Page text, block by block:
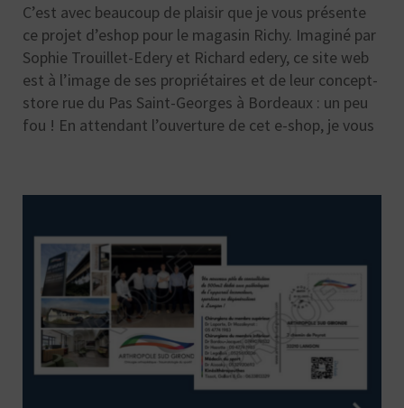
C’est avec beaucoup de plaisir que je vous présente
ce projet d’eshop pour le magasin Richy. Imaginé par
Sophie Trouillet-Edery et Richard edery, ce site web
est à l’image de ses propriétaires et de leur concept-
store rue du Pas Saint-Georges à Bordeaux : un peu
fou ! En attendant l’ouverture de cet e-shop, je vous